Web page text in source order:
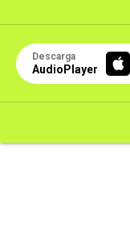
Descarga
AudioPlayer